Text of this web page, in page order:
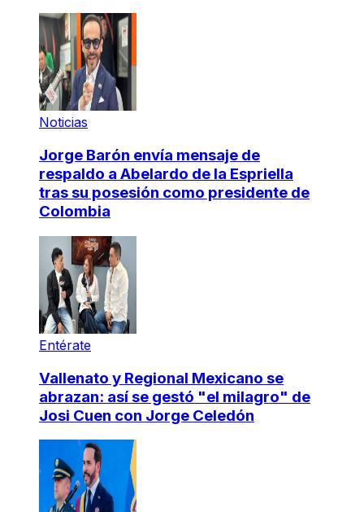
Noticias
Jorge Barón envía mensaje de
respaldo a Abelardo de la Espriella
tras su posesión como presidente de
Colombia
Entérate
Vallenato y Regional Mexicano se
abrazan: así se gestó "el milagro" de
Josi Cuen con Jorge Celedón